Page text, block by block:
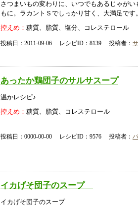
さつまいもの変わりに、いつでもあるじゃがい
もに。ラカントＳでしっかり甘く、大満足です
控えめ： 糖質、脂質、塩分、コレステロール
投稿日：2011-09-06 レシピID：8139 投稿者：
あったか鶏団子のサルサスープ
温かレシピ♪
控えめ： 糖質、脂質、コレステロール
投稿日：0000-00-00 レシピID：9576 投稿者：
イカげそ団子のスープ
イカげそ団子のスープ